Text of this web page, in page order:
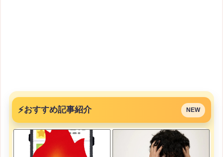
⚡おすすめ記事紹介 NEW